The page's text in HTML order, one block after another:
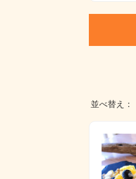
並べ替え：